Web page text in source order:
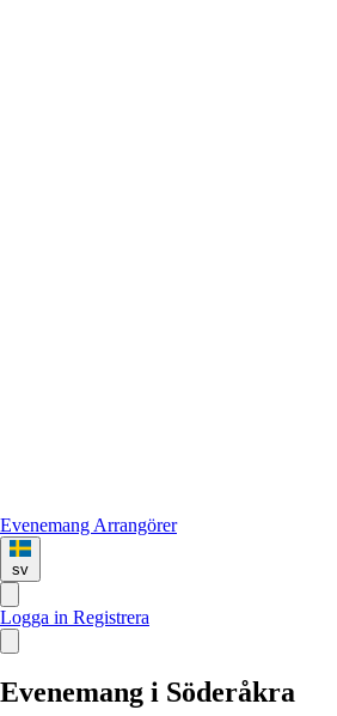
Evenemang Arrangörer
sv
Logga in Registrera
Evenemang i Söderåkra